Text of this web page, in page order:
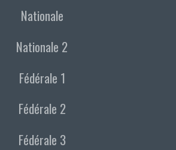
Nationale
Nationale 2
Fédérale 1
Fédérale 2
Fédérale 3